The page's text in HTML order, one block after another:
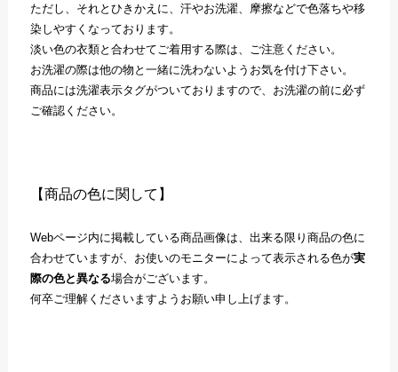
ただし、それとひきかえに、汗やお洗濯、摩擦などで色落ちや移
染しやすくなっております。
淡い色の衣類と合わせてご着用する際は、ご注意ください。
お洗濯の際は他の物と一緒に洗わないようお気を付け下さい。
商品には洗濯表示タグがついておりますので、お洗濯の前に必ず
ご確認ください。
【商品の色に関して】
Webページ内に掲載している商品画像は、出来る限り商品の色に
合わせていますが、お使いのモニターによって表示される色が実
際の色と異なる場合がございます。
何卒ご理解くださいますようお願い申し上げます。